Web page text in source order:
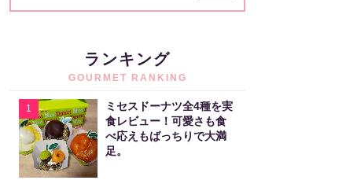
ランキング
GOURMET RANKING
1
ミセスドーナツ全4種を実
食レビュー！可愛さも食
べ応えもばっちりで大満
足。